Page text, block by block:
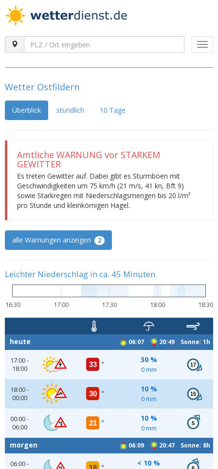
Wetter Ostfildern
Überblick stündlich 10 Tage
Amtliche WARNUNG vor STARKEM
GEWITTER
Es treten Gewitter auf. Dabei gibt es Sturmböen mit
Geschwindigkeiten um 75 km/h (21 m/s, 41 kn, Bft 9)
sowie Starkregen mit Niederschlagsmengen bis 20 l/m²
pro Stunde und kleinkörnigen Hagel.
alle Warnungen anzeigen 2
Leichter Niederschlag in ca. 45 Minuten
16:30 17:00 17:30 18:00 18:30
06:07 20:49 Sonne: 1h
heute
17:00 -
18:00
33 °
30 %
0 mm
17
18:00 -
00:00
30 °
10 %
0 mm
15
00:00 -
06:00
21 °
10 %
0 mm
5
06:09 20:47 Sonne: 8h
morgen
06:00 -
< 10 %